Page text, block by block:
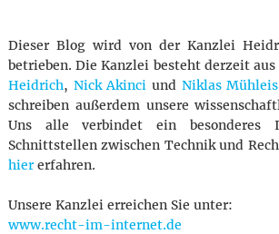
Dieser Blog wird von der Kanzlei
betrieben. Die Kanzlei besteht derzeit
Heidrich, Nick Akinci und Niklas Mühleis
schreiben außerdem unsere
Uns alle verbindet ein besonderes
Schnittstellen zwischen Technik und
hiererfahren.
Unsere Kanzlei erreichen Sie unter:
www.recht-im-internet.de